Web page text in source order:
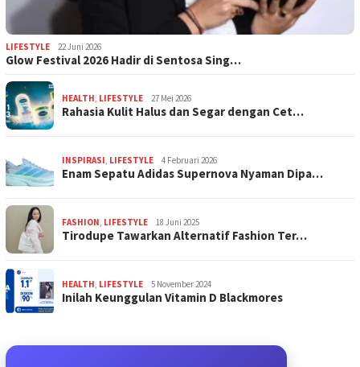
LIFESTYLE 22 Juni 2026
Glow Festival 2026 Hadir di Sentosa Sing…
HEALTH LIFESTYLE 27 Mei 2026
Rahasia Kulit Halus dan Segar dengan Cet…
INSPIRASI LIFESTYLE 4 Februari 2026
Enam Sepatu Adidas Supernova Nyaman Dipa…
FASHION LIFESTYLE 18 Juni 2025
Tirodupe Tawarkan Alternatif Fashion Ter…
HEALTH LIFESTYLE 5 November 2024
Inilah Keunggulan Vitamin D Blackmores